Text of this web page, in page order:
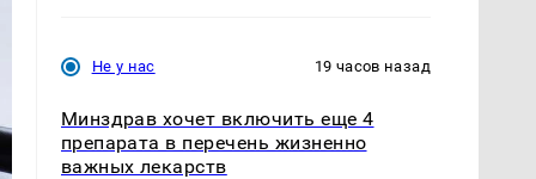
Не у нас 19 часов назад
Минздрав хочет включить еще 4
препарата в перечень жизненно
важных лекарств